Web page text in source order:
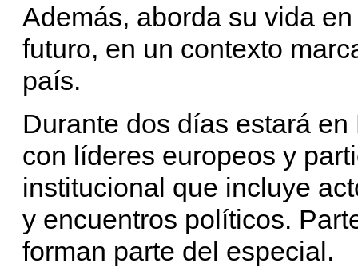
Además, aborda su vida
futuro, en un contexto
país.
Durante dos días estará
con líderes europeos y
institucional que incluye
y encuentros políticos.
forman parte del especial.